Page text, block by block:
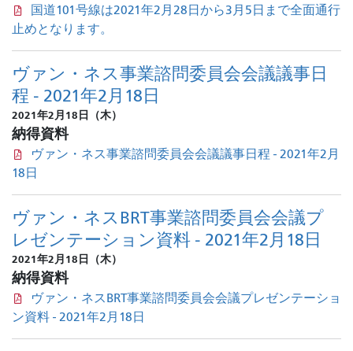
国道101号線は2021年2月28日から3月5日まで全面通行
止めとなります。
ヴァン・ネス事業諮問委員会会議議事日
程 - 2021年2月18日
2021年2月18日（木）
納得資料
ヴァン・ネス事業諮問委員会会議議事日程 - 2021年2月
18日
ヴァン・ネスBRT事業諮問委員会会議プ
レゼンテーション資料 - 2021年2月18日
2021年2月18日（木）
納得資料
ヴァン・ネスBRT事業諮問委員会会議プレゼンテーショ
ン資料 - 2021年2月18日